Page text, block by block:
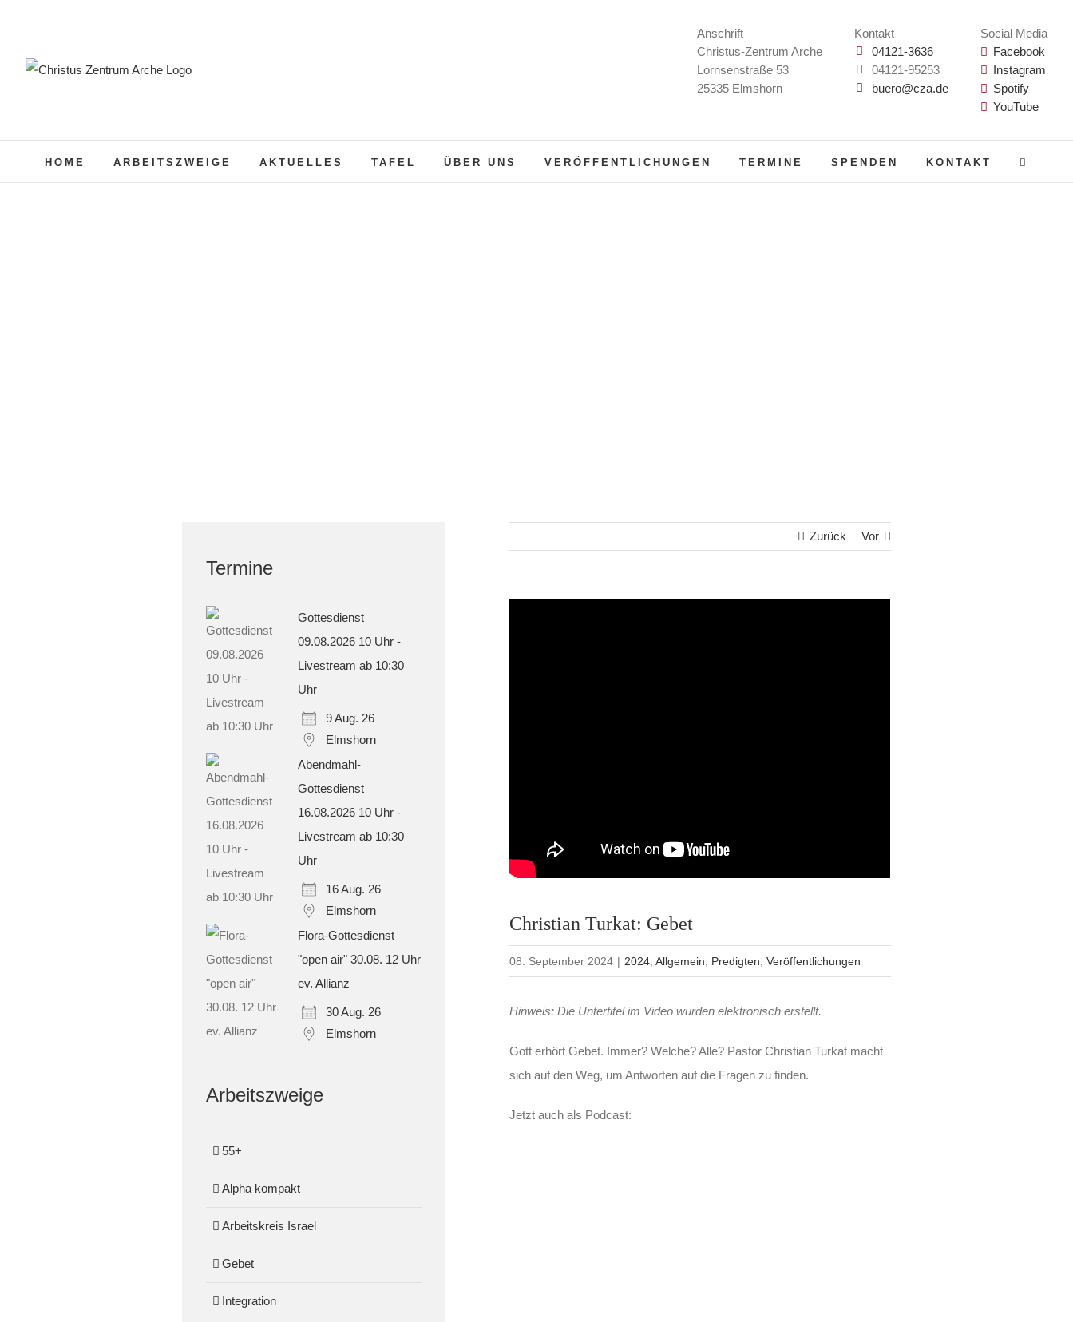
springen
Anschrift
Christus-Zentrum Arche
Lornsenstraße 53
25335 Elmshorn
Kontakt
04121-3636
04121-95253
buero@cza.de
Social Media
Facebook
Instagram
Spotify
YouTube
HOME ARBEITSZWEIGE AKTUELLES TAFEL ÜBER UNS VERÖFFENTLICHUNGEN TERMINE SPENDEN KONTAKT
Zurück Vor
Christian Turkat: Gebet
08. September 2024 | 2024 ,Allgemein Predigten ,Veröffentlichungen
Hinweis: Die Untertitel im Video wurden elektronisch erstellt.
Gott erhört Gebet. Immer? Welche? Alle? Pastor Christian Turkat macht
sich auf den Weg, um Antworten auf die Fragen zu finden.
Jetzt auch als Podcast:
Termine
Gottesdienst
09.08.2026 10 Uhr -
Livestream ab 10:30
Uhr
9 Aug. 26
Elmshorn
Abendmahl-
Gottesdienst
16.08.2026 10 Uhr -
Livestream ab 10:30
Uhr
16 Aug. 26
Elmshorn
Flora-Gottesdienst
"open air" 30.08. 12 Uhr
ev. Allianz
30 Aug. 26
Elmshorn
Arbeitszweige
55+
Alpha kompakt
Arbeitskreis Israel
Gebet
Integration